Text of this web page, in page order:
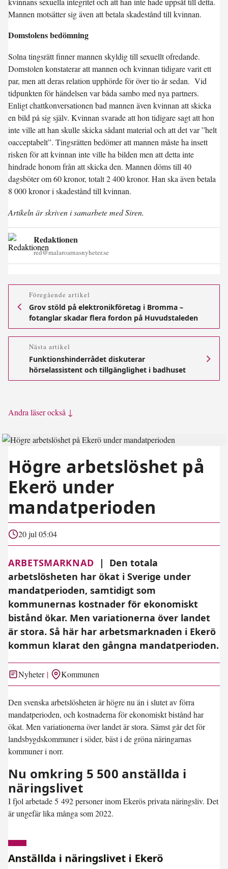
Mannen motsätter sig även att betala skadestånd till kvinnan.
Domstolens bedömning
Solna tingsrätt finner mannen skyldig till sexuellt ofredande.
Domstolen konstaterar att mannen och kvinnan tidigare varit ett
par, men att deras relation upphörde för över tio år sedan. Vid
tidpunkten för händelsen var båda sambo med nya partners.
Enligt chattkonversationen bad mannen även kvinnan att skicka
en bild på sig själv. Kvinnan svarade att hon tidigare sagt att hon
inte ville att han skulle skicka sådant material och att det var ”helt
oacceptabelt”. Tingsrätten bedömer att mannen måste ha insett
risken för att kvinnan inte ville ha bilden men att detta inte
hindrade honom från att skicka den. Mannen döms till 40
dagsböter om 60 kronor, totalt 2 400 kronor. Han ska även betala
8 000 kronor i skadestånd till kvinnan.
Artikeln är skriven i samarbete med Siren.
Redaktionen
red@malaroarnasnyheter.se
Föregående artikel
Grov stöld på elektronikföretag i Bromma –
fotanglar skadar flera fordon på Huvudstaleden
Nästa artikel
Funktionshinderrådet diskuterar
hörselassistent och tillgänglighet i badhuset
Andra läser också ↓
Högre arbetslöshet på
Ekerö under
mandatperioden
20 jul 05:04
ARBETSMARKNAD |
Den totala
arbetslösheten har ökat i Sverige under
mandatperioden, samtidigt som
kommunernas kostnader för ekonomiskt
bistånd ökar. Men variationerna över landet
är stora. Så här har arbetsmarknaden i Ekerö
kommun klarat den gångna mandatperioden.
Nyheter Kommunen
Den svenska arbetslösheten är högre nu än i slutet av förra
mandatperioden, och kostnaderna för ekonomiskt bistånd har
ökat. Men variationerna över landet är stora. Sämst går det för
landsbygdskommuner i söder, bäst i de gröna näringarnas
kommuner i norr.
Nu omkring 5 500 anställda i
näringslivet
I fjol arbetade 5 492 personer inom Ekerös privata näringsliv. Det
är ungefär lika många som 2022.